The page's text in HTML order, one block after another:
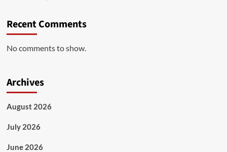
Recent Comments
No comments to show.
Archives
August 2026
July 2026
June 2026